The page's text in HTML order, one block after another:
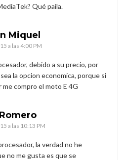
Qué paila.
Miquel
a las 4:00 PM
debido a su precio, por
la opcion economica, porque si
compro el moto E 4G
a las 10:13 PM
la verdad no he
no me gusta es que se